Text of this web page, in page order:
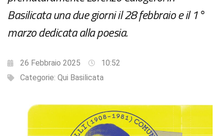
Basilicata una due giorni il 28 febbraio e il 1°
marzo dedicata alla poesia.
26 Febbraio 2025
10:52
Categorie: Qui Basilicata